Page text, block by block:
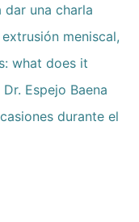
una charla
meniscal,
what does it
Espejo Baena
durante el